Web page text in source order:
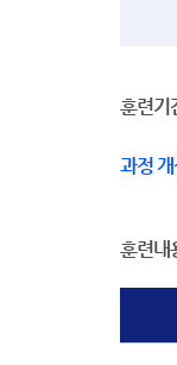
훈련기
과정
훈련내